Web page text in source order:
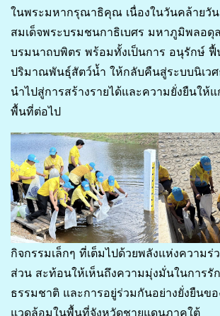
ในพระมหากรุณาธิคุณ เนื่องในวันคล้ายวั
สมเด็จพระบรมชนกาธิเบศร มหาภูมิพลอดุ
บรมนาถบพิตร พร้อมทั้งเป็นการ อนุรักษ์ ฟื้
ปริมาณพันธุ์สัตว์น้ำ ให้กลับคืนสู่ระบบนิเว
นำไปสู่การสร้างรายได้และความยั่งยืนให้
พื้นที่ต่อไป
กิจกรรมเล็กๆ ที่เต็มไปด้วยพลังแห่งความ
ส่วน สะท้อนให้เห็นถึงความมุ่งมั่นในการรั
ธรรมชาติ และการอยู่ร่วมกันอย่างยั่งยืนข
แวดล้อมในพื้นที่จังหวัดชายแดนภาคใต้